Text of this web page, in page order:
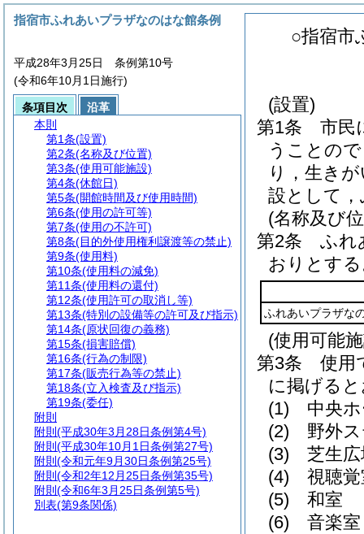
○指宿市
(設置)
第1条
市民
うことの
り，生き
設として
(名称及び
第2条
ふれ
おりとす
ふれあいプラザな
(使用可能
第3条
使用
に掲げる
(1)
中央
(2)
野外
(3)
芝生
(4)
視聴
(5)
和室
(6)
音楽室
指宿市ふれあいプラザなのはな館条例
平成28年3月25日 条例第10号
(令和6年10月1日施行)
条項目次
沿革
本則
第1条(設置)
第2条(名称及び位置)
第3条(使用可能施設)
第4条(休館日)
第5条(開館時間及び使用時間)
第6条(使用の許可等)
第7条(使用の不許可)
第8条(目的外使用権利譲渡等の禁止)
第9条(使用料)
第10条(使用料の減免)
第11条(使用料の還付)
第12条(使用許可の取消し等)
第13条(特別の設備等の許可及び指示)
第14条(原状回復の義務)
第15条(損害賠償)
第16条(行為の制限)
第17条(販売行為等の禁止)
第18条(立入検査及び指示)
第19条(委任)
附則
附則 (平成30年3月28日条例第4号)
附則 (平成30年10月1日条例第27号)
附則 (令和元年9月30日条例第25号)
附則 (令和2年12月25日条例第35号)
附則 (令和6年3月25日条例第5号)
別表(第9条関係)